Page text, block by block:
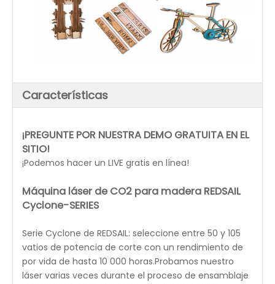
carbonización de la madera, lo que acorta
efectivamente el proceso de producción.